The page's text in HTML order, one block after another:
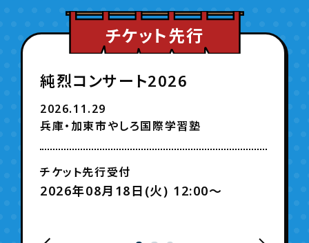
チケット先行
純烈コンサート2026
2026.11.29
兵庫・加東市やしろ国際学習塾
チケット先行受付
2026年08月18日(火) 12:00〜